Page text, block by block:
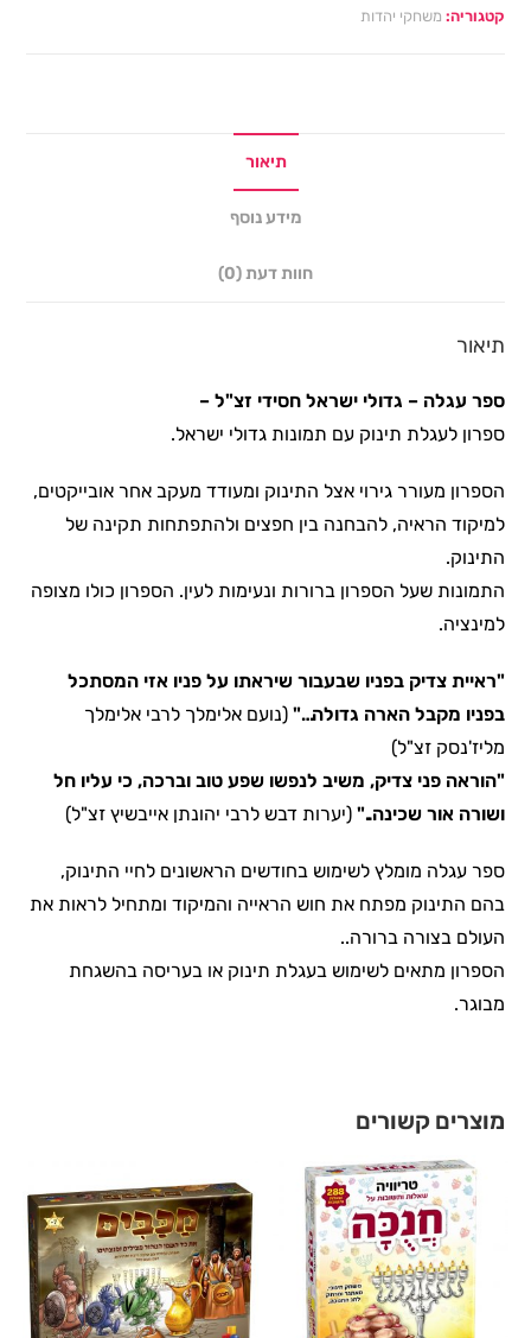
קטגוריה: משחקי יהדות
תיאור
מידע נוסף
חוות דעת (0)
תיאור
ספר עגלה – גדולי ישראל חסידי זצ"ל –
ספרון לעגלת תינוק עם תמונות גדולי ישראל.
הספרון מעורר גירוי אצל התינוק ומעודד מעקב אחר אובייקטים,
למיקוד הראיה, להבחנה בין חפצים ולהתפתחות תקינה של
התינוק.
התמונות שעל הספרון ברורות ונעימות לעין. הספרון כולו מצופה
למינציה.
"ראיית צדיק בפניו שבעבור שיראתו על פניו אזי המסתכל
בפניו מקבל הארה גדולה…" (נועם אלימלך לרבי אלימלך
מליז'נסק זצ"ל)
"הוראה פני צדיק, משיב לנפשו שפע טוב וברכה, כי עליו חל
ושורה אור שכינה.." (יערות דבש לרבי יהונתן אייבשיץ זצ"ל)
ספר עגלה מומלץ לשימוש בחודשים הראשונים לחיי התינוק,
בהם התינוק מפתח את חוש הראייה והמיקוד ומתחיל לראות את
העולם בצורה ברורה..
הספרון מתאים לשימוש בעגלת תינוק או בעריסה בהשגחת
מבוגר.
מוצרים קשורים